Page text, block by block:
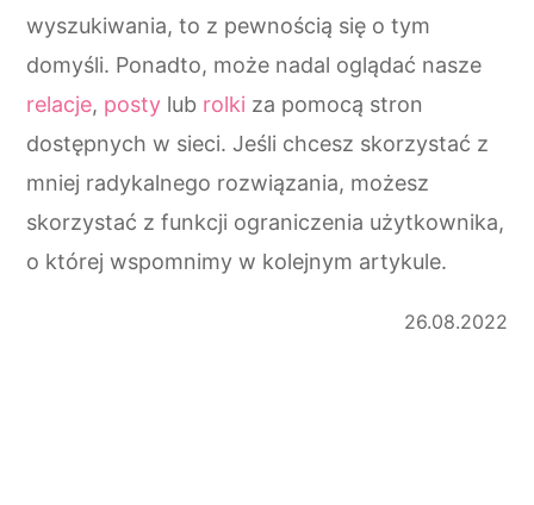
wyszukiwania, to z pewnością się o tym
domyśli. Ponadto, może nadal oglądać nasze
relacje, posty lub rolki za pomocą stron
dostępnych w sieci. Jeśli chcesz skorzystać z
mniej radykalnego rozwiązania, możesz
skorzystać z funkcji ograniczenia użytkownika,
o której wspomnimy w kolejnym artykule.
26.08.2022